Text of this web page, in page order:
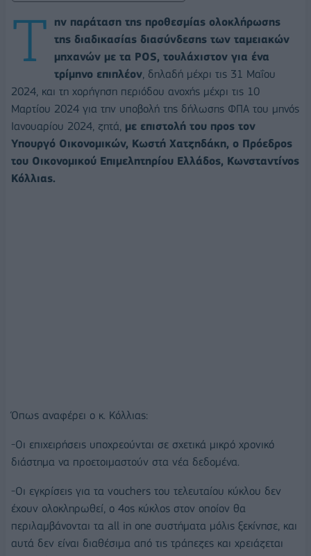
Τ
ην παράταση της προθεσμίας ολοκλήρωσης
της διαδικασίας διασύνδεσης των ταμειακών
μηχανών με τα POS, τουλάχιστον για ένα
τρίμηνο επιπλέον, δηλαδή μέχρι τις 31 Μαΐου
2024, και τη χορήγηση περιόδου ανοχής μέχρι τις 10
Μαρτίου 2024 για την υποβολή της δήλωσης ΦΠΑ του μηνός
Ιανουαρίου 2024, ζητά, με επιστολή του προς τον
Υπουργό Οικονομικών, Κωστή Χατζηδάκη, ο Πρόεδρος
του Οικονομικού Επιμελητηρίου Ελλάδος, Κωνσταντίνος
Κόλλιας.
Όπως αναφέρει ο κ. Κόλλιας:
-Οι επιχειρήσεις υποχρεούνται σε σχετικά μικρό χρονικό
διάστημα να προετοιμαστούν στα νέα δεδομένα.
-Οι εγκρίσεις για τα vouchers του τελευταίου κύκλου δεν
έχουν ολοκληρωθεί, ο 4ος κύκλος στον οποίον θα
περιλαμβάνονται τα all in one συστήματα μόλις ξεκίνησε, και
αυτά δεν είναι διαθέσιμα από τις τράπεζες και χρειάζεται